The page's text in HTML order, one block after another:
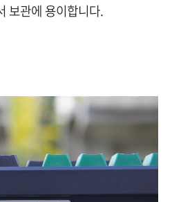
보관에 용이합니다.